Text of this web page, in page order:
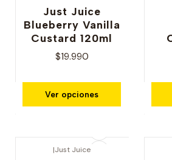
Just Juice
Blueberry Vanilla
Custard 120ml
$19.990
Ver opciones
|Just Juice